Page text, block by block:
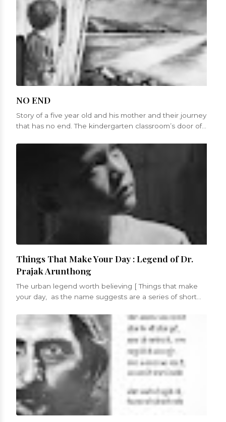
NO END
Story of a five year old and his mother and their journey
that has no end. The kindergarten classroom’s door of
Things That Make Your Day : Legend of Dr.
Prajak Arunthong
The urban legend worth believing [ Things that make
your day, as the name suggests are a series of short